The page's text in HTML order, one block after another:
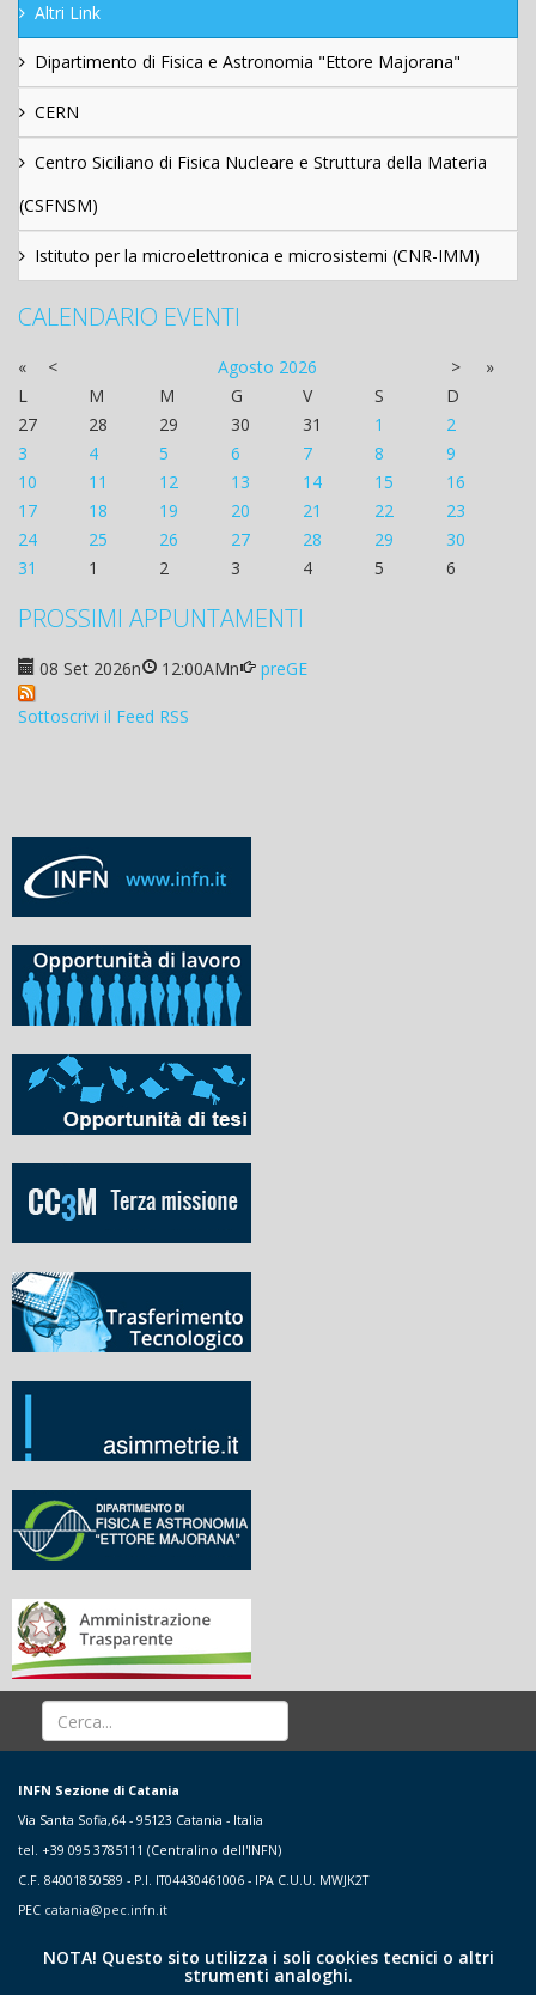
Altri Link
Dipartimento di Fisica e Astronomia "Ettore Majorana"
CERN
Centro Siciliano di Fisica Nucleare e Struttura della Materia
(CSFNSM)
Istituto per la microelettronica e microsistemi (CNR-IMM)
CALENDARIO EVENTI
« < Agosto 2026 >
»
L
M M G V S
D
27
28 29 30 31 1
2
3
4 5 6 7 8
9
10
11 12 13 14 15
16
17
18 19 20 21 22
23
24
25 26 27 28 29
30
31
1 2 3 4 5 6
PROSSIMI APPUNTAMENTI
08 Set 2026n 12:00AMn preGE
Sottoscrivi il Feed RSS
INFN Sezione di Catania
Via Santa Sofia,64 - 95123 Catania - Italia
tel. +39 095 3785111 (Centralino dell'INFN)
C.F. 84001850589 - P.I. IT04430461006 - IPA C.U.U. MWJK2T
PEC catania@pec.infn.it
NOTA! Questo sito utilizza i soli cookies tecnici o altri
strumenti analoghi.